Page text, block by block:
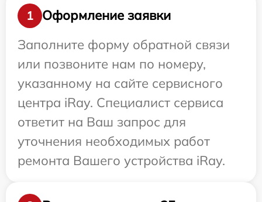
1
Оформление заявки
Заполните форму обратной связи
или позвоните нам по номеру,
указанному на сайте сервисного
центра iRay. Специалист сервиса
ответит на Ваш запрос для
уточнения необходимых работ
ремонта Вашего устройства iRay.